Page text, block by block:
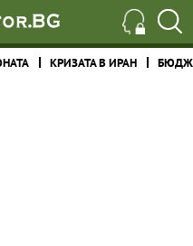
КРИЗАТА В ИРАН